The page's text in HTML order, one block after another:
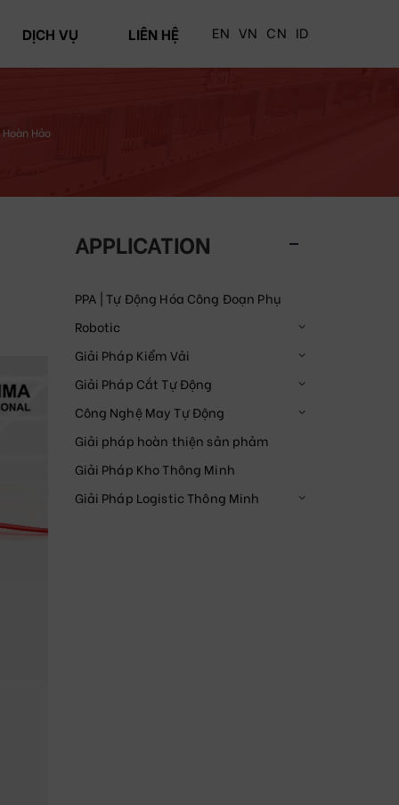
DỊCH VỤ LIÊN HỆ EN VN CN ID
Hảo
APPLICATION
PPA | Tự Động Hóa Công Đoạn Phụ
Robotic
Giải Pháp Kiểm Vải
Giải Pháp Cắt Tự Động
Công Nghệ May Tự Động
Giải pháp hoàn thiện sản phảm
Giải Pháp Kho Thông Minh
Giải Pháp Logistic Thông Minh